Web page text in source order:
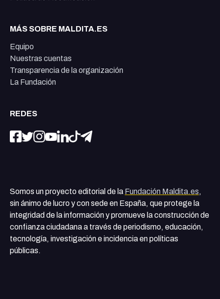
MÁS SOBRE MALDITA.ES
Equipo
Nuestras cuentas
Transparencia de la organización
La Fundación
REDES
Somos un proyecto editorial de la Fundación Maldita.es,
sin ánimo de lucro y con sede en España, que protege la
integridad de la información y promueve la construcción de
confianza ciudadana a través de periodismo, educación,
tecnología, investigación e incidencia en políticas
públicas.